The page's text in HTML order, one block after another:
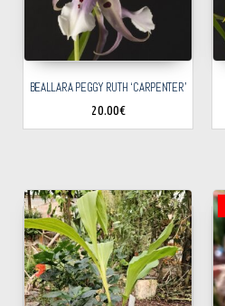
BEALLARA PEGGY RUTH ‘CARPENTER’
20.00€